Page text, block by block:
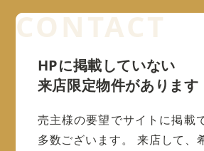
HPに掲載していない
来店限定物件があります
売主様の要望でサイトに掲載
多数ございます。
来店して、